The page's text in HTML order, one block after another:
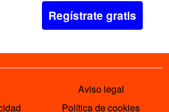
Regístrate gratis
Aviso legal
Política de cookies